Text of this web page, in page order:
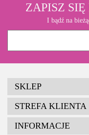
ZAPISZ
I bądź na
SKLEP
STREFA KLIENTA
INFORMACJE